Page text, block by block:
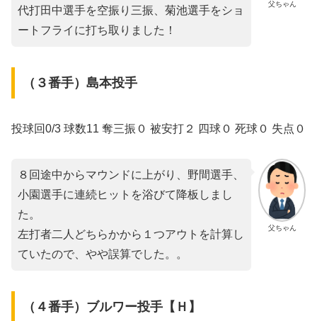
父ちゃん
代打田中選手を空振り三振、菊池選手をショ
ートフライに打ち取りました！
（３番手）島本投手
投球回0/3 球数11 奪三振０ 被安打２ 四球０ 死球０ 失点０
父ちゃん
８回途中からマウンドに上がり、野間選手、
小園選手に連続ヒットを浴びて降板しまし
た。
左打者二人どちらかから１つアウトを計算し
ていたので、やや誤算でした。。
（４番手）ブルワー投手【Ｈ】